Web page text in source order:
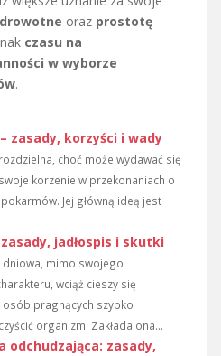
oraz prostotę
czasu na
w wyborze
.
zasady, korzyści i wady
choć może wydawać się
korzenie w przekonaniach o
Jej główną ideą jest
jadłospis i skutki
dniowa, mimo swojego
wciąż cieszy się
pragnących szybko
organizm. Zakłada ona...
odchudzająca: zasady,